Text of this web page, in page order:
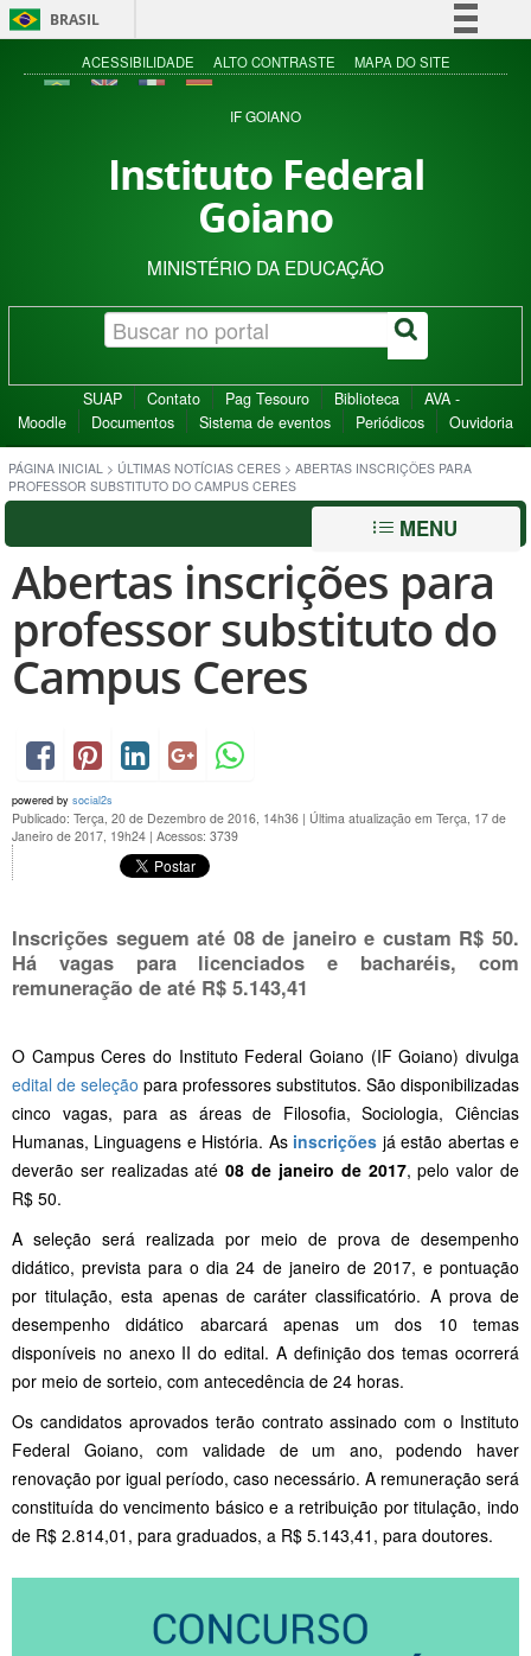
BRASIL
Simplifique!
Acesso à informação
ACESSIBILIDADE ALTO CONTRASTE MAPA DO SITE
IF GOIANO
Instituto Federal
Goiano
MINISTÉRIO DA EDUCAÇÃO
SUAP Contato Pag Tesouro Biblioteca
AVA -
Moodle
Documentos Sistema de eventos Periódicos Ouvidoria
PÁGINA INICIAL > ÚLTIMAS NOTÍCIAS CERES > ABERTAS INSCRIÇÕES PARA
PROFESSOR SUBSTITUTO DO CAMPUS CERES
MENU
Abertas inscrições para
professor substituto do
Campus Ceres
powered by social2s
Publicado: Terça, 20 de Dezembro de 2016, 14h36 | Última atualização em Terça, 17 de
Janeiro de 2017, 19h24 | Acessos: 3739
Inscrições seguem até 08 de janeiro e custam R$ 50.
Há vagas para licenciados e bacharéis, com
remuneração de até R$ 5.143,41
O Campus Ceres do Instituto Federal Goiano (IF Goiano) divulga
edital de seleção para professores substitutos. São disponibilizadas
cinco vagas, para as áreas de Filosofia, Sociologia, Ciências
Humanas, Linguagens e História. As inscrições já estão abertas e
deverão ser realizadas até08 de janeiro de 2017, pelo valor de
R$ 50.
A seleção será realizada por meio de prova de desempenho
didático, prevista para o dia 24 de janeiro de 2017, e pontuação
por titulação, esta apenas de caráter classificatório. A prova de
desempenho didático abarcará apenas um dos 10 temas
disponíveis no anexo II do edital. A definição dos temas ocorrerá
por meio de sorteio, com antecedência de 24 horas.
Os candidatos aprovados terão contrato assinado com o Instituto
Federal Goiano, com validade de um ano, podendo haver
renovação por igual período, caso necessário. A remuneração será
constituída do vencimento básico e a retribuição por titulação, indo
de R$ 2.814,01, para graduados, a R$ 5.143,41, para doutores.